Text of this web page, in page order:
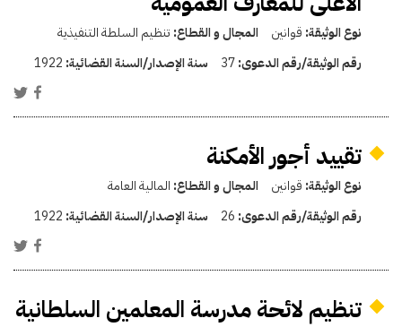
نوع الوثيقة: قوانين المجال و القطاع: تنظيم السلطة التنفيذية
رقم الوثيقة/رقم الدعوى:37 سنة الإصدار/السنة القضائية: 1922
تقييد أجور الأمكنة
نوع الوثيقة: قوانين المجال و القطاع: المالية العامة
رقم الوثيقة/رقم الدعوى: 26 سنة الإصدار/السنة القضائية: 1922
تنظيم لائحة مدرسة المعلمين السلطانية